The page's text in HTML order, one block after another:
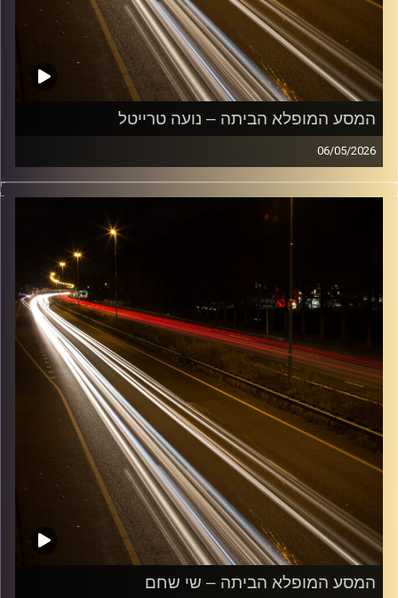
המסע המופלא הביתה – נועה טרייטל
06/05/2026
מוזיקה שתלווה אותנו אחרי יום עבודה ארוך ותחזיר אותנו
הביתה בשלום עם נועה טרייטל
קרדיט תמונות:
המסע המופלא הביתה – שי שחם